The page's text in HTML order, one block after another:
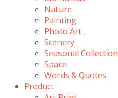
Nature
Painting
Photo Art
Scenery
Seasonal Collection
Space
Words & Quotes
Product